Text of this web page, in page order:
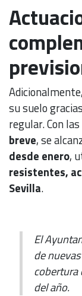
Adicionalmente,
su suelo
regular. Con las
breve, se
desde enero,
resistentes,
Sevilla.
El
de
cobertura
del año.